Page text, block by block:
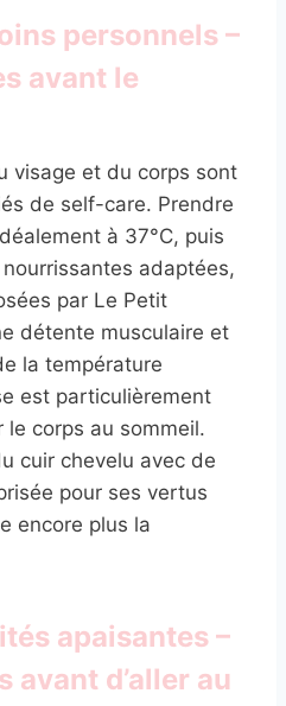
personnels –
avant le
visage et du corps sont
de self-care. Prendre
à 37°C, puis
adaptées,
par Le Petit
détente musculaire et
la température
est particulièrement
corps au sommeil.
cuir chevelu avec de
pour ses vertus
encore plus la
apaisantes –
avant d’aller au